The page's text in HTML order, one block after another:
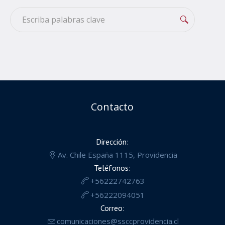
Contacto
Dirección:
Av. Chile España 1115, Providencia
Teléfonos:
+56222742763
+56222094051
Correo:
comunicaciones@ssccprovidencia.cl